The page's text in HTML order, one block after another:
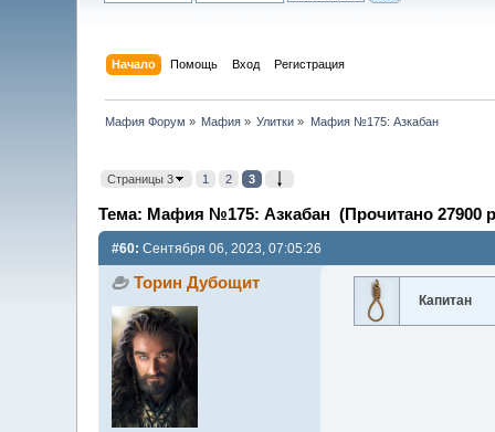
Начало Помощь Вход Регистрация
Мафия Форум » Мафия » Улитки » Мафия №175: Азкабан
Страницы 3 1 2 3
Тема: Мафия №175: Азкабан (Прочитано 27900
#60: Сентября 06, 2023, 07:05:26
Торин Дубощит
Капитан